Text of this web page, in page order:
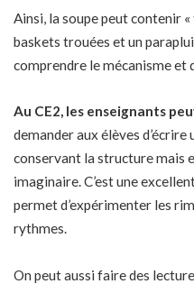
Ainsi, la soupe peut contenir
baskets trouées et un
comprendre le mécanisme et
Au CE2, les enseignants
demander aux élèves d’écrire
conservant la structure mais
imaginaire. C’est une
permet d’expérimenter les
rythmes.
On peut aussi faire des